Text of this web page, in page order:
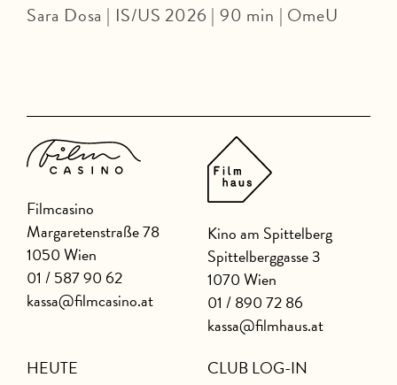
Sara Dosa | IS/US 2026 | 90 min | OmeU
Filmcasino
Margaretenstraße 78
1050 Wien
01 / 587 90 62
kassa@filmcasino.at
Kino am Spittelberg
Spittelberggasse 3
1070 Wien
01 / 890 72 86
kassa@filmhaus.at
HEUTE
CLUB LOG-IN